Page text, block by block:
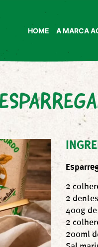
HOME A MARCA
2
2
400g
2
200ml